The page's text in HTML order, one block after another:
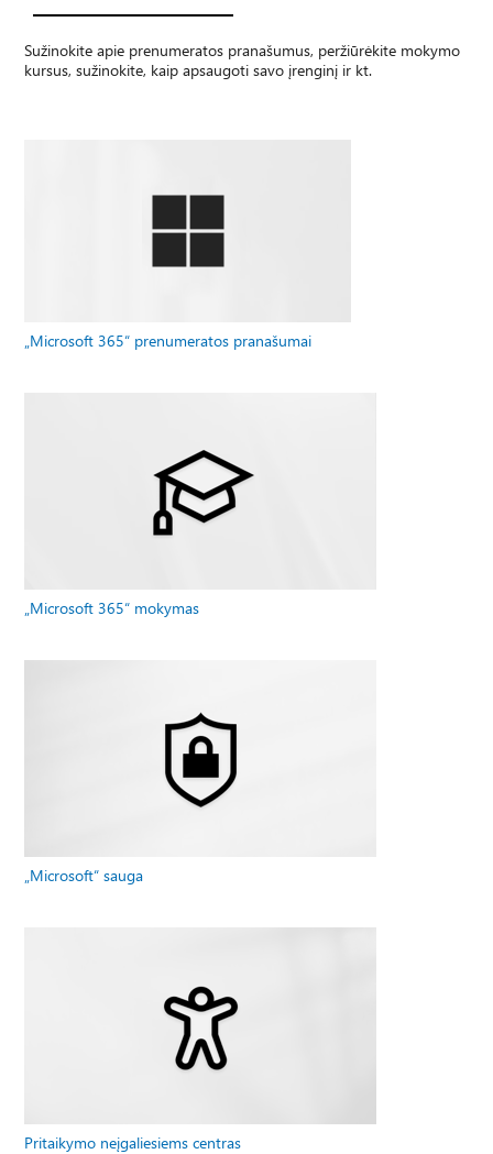
Sužinokite apie prenumeratos pranašumus, peržiūrėkite mokymo
kursus, sužinokite, kaip apsaugoti savo įrenginį ir kt.
„Microsoft 365“ prenumeratos pranašumai
„Microsoft 365“ mokymas
„Microsoft“ sauga
Pritaikymo neįgaliesiems centras